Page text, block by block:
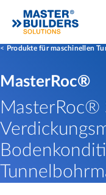
Produkte für maschinellen
MasterRoc®
MasterRoc®